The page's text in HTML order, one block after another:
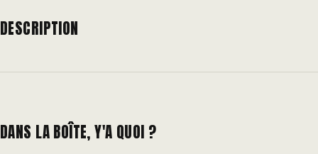
DESCRIPTION
DANS LA BOÎTE, Y'A QUOI ?